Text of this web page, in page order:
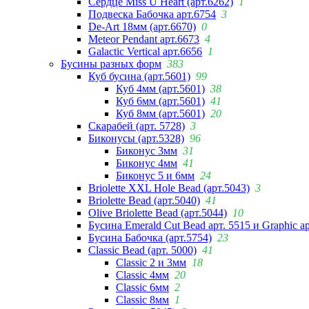
Подвеска Бабочка арт.6754 3
De-Art 18мм (арт.6670) 0
Meteor Pendant арт.6673 4
Galactic Vertical арт.6656 1
Бусины разных форм 383
Куб бусина (арт.5601) 99
Куб 4мм (арт.5601) 38
Куб 6мм (арт.5601) 41
Куб 8мм (арт.5601) 20
Скарабей (арт. 5728) 3
Биконусы (арт.5328) 96
Биконус 3мм 31
Биконус 4мм 41
Биконус 5 и 6мм 24
Briolette XXL Hole Bead (арт.5043) 3
Briolette Bead (арт.5040) 41
Olive Briolette Bead (арт.5044) 10
Бусина Emerald Cut Bead арт. 5515 и Graphic
Бусина Бабочка (арт.5754) 23
Classic Bead (арт. 5000) 41
Classic 2 и 3мм 18
Classic 4мм 20
Classic 6мм 2
Classic 8мм 1